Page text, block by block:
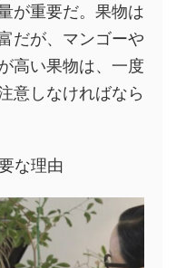
が重要だ。果物は
だが、マンゴーや
高い果物は、一度
意しなければなら
な理由